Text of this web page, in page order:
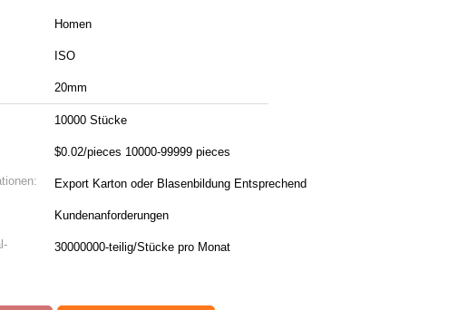
Homen
ISO
20mm
10000 Stücke
$0.02/pieces 10000-99999 pieces
Export Karton oder Blasenbildung Entsprechend
Kundenanforderungen
30000000-teilig/Stücke pro Monat